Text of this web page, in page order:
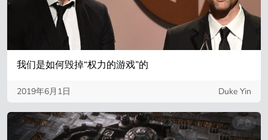
我们是如何毁掉“权力的游戏”的
2019年6月1日 Duke Yin
声色